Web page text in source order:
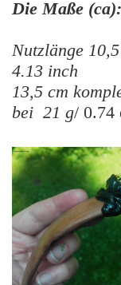
Die Maße (ca):
Nutzlänge
4.13 inch
13,5 cm
bei 21 g/ 0.74